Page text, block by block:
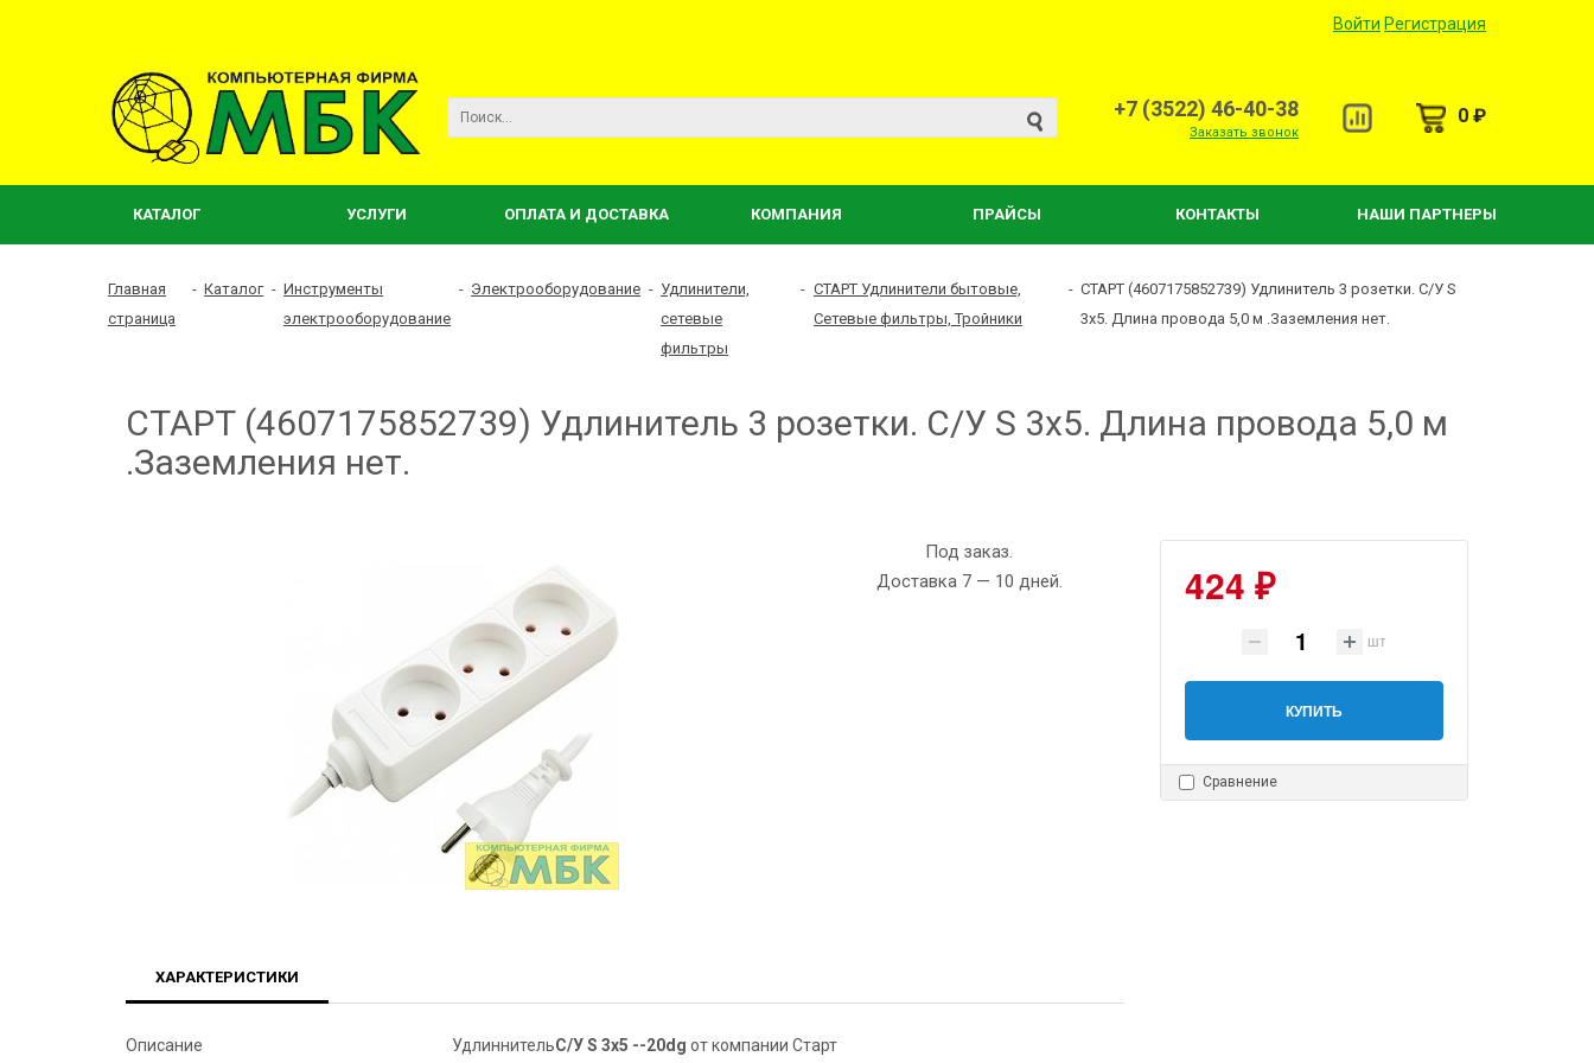
Войти Регистрация
+7 (3522) 46-40-38
Заказать звонок
0 ₽
КАТАЛОГ УСЛУГИ ОПЛАТА И ДОСТАВКА КОМПАНИЯ ПРАЙСЫ КОНТАКТЫ НАШИ ПАРТНЕРЫ
Главная
страница
- Каталог - Инструменты
электрооборудование
- Электрооборудование - Удлинители,
сетевые
фильтры
- СТАРТ Удлинители бытовые,
Сетевые фильтры, Тройники
- СТАРТ (4607175852739) Удлинитель 3 розетки. С/У S
3x5. Длина провода 5,0 м .Заземления нет.
СТАРТ (4607175852739) Удлинитель 3 розетки. С/У S 3x5. Длина провода 5,0 м
.Заземления нет.
Под заказ.
Доставка 7 — 10 дней.
424 ₽
шт
КУПИТЬ
Сравнение
ХАРАКТЕРИСТИКИ
Описание УдлиннительС/У S 3x5 --20dg от компании Старт